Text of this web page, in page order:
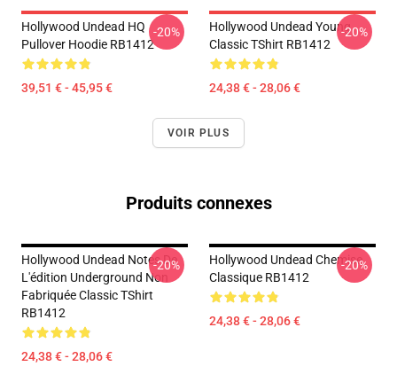
Hollywood Undead HQ
Pullover Hoodie RB1412
39,51 € - 45,95 €
-20%
Hollywood Undead Young
Classic TShirt RB1412
24,38 € - 28,06 €
-20%
VOIR PLUS
Produits connexes
Hollywood Undead Notes De
L'édition Underground Non
Fabriquée Classic TShirt
RB1412
24,38 € - 28,06 €
-20%
Hollywood Undead Chemise
Classique RB1412
24,38 € - 28,06 €
-20%